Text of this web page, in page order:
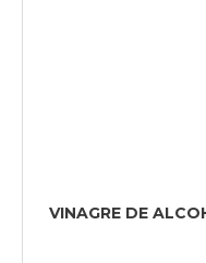
VINAGRE DE